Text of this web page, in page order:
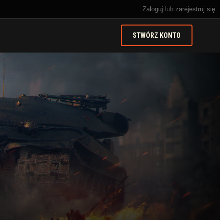
Zaloguj lub zarejestruj się
STWÓRZ KONTO